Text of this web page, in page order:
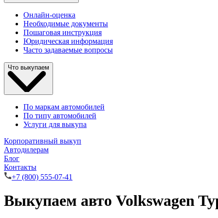
Онлайн-оценка
Необходимые документы
Пошаговая инструкция
Юридическая информация
Часто задаваемые вопросы
Что выкупаем
По маркам автомобилей
По типу автомобилей
Услуги для выкупа
Корпоративный выкуп
Автодилерам
Блог
Контакты
+7 (800) 555-07-41
Выкупаем авто Volkswagen